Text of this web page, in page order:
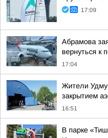
17:09
Абрамова
вернуться к
17:04
Жители
закрытием
16:51
В парке